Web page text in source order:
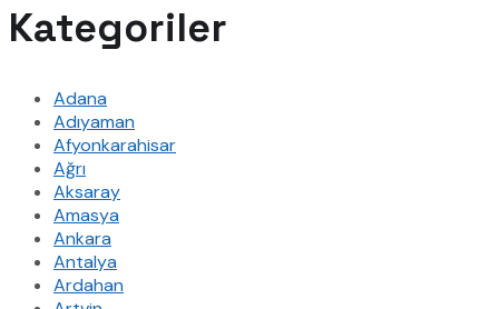
Kategoriler
Adana
Adıyaman
Afyonkarahisar
Ağrı
Aksaray
Amasya
Ankara
Antalya
Ardahan